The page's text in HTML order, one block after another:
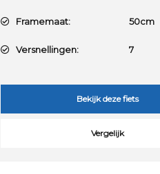
Framemaat: 50cm
Versnellingen: 7
Bekijk deze fiets
Vergelijk